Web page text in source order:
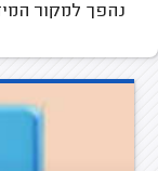
נהפך למקור